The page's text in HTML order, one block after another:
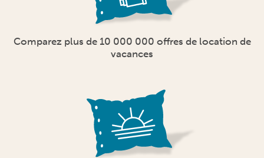
Comparez plus de 10 000 000 offres de location de
vacances